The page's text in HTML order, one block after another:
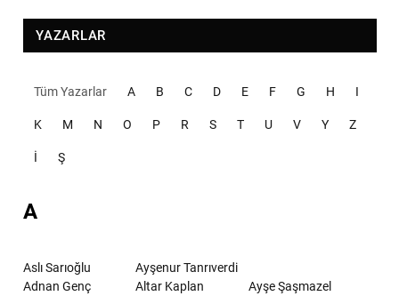
YAZARLAR
Tüm Yazarlar A B C D E F G H I
K M N O P R S T U V Y Z
İ Ş
A
Aslı Sarıoğlu
Ayşenur Tanrıverdi
Adnan Genç
Altar Kaplan
Ayşe Şaşmazel